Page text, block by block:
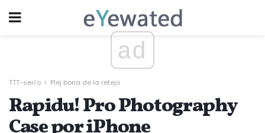
ad
TTT-serĉo Plej bona de la retejo
Rapidu! Pro Photography
Case por iPhone